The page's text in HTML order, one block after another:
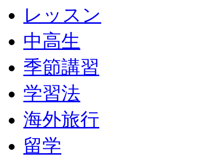
レッスン
中高生
季節講習
学習法
海外旅行
留学